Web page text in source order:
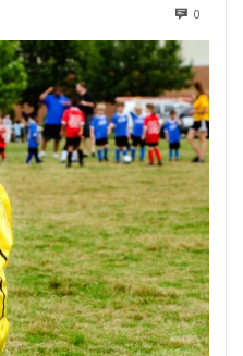
0